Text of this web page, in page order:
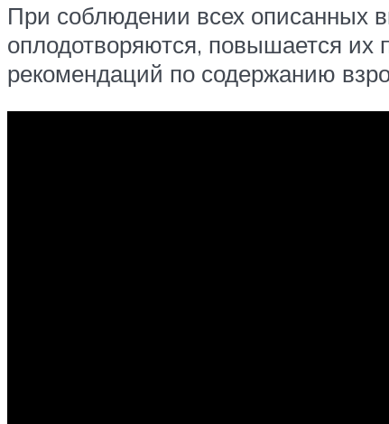
При соблюдении всех описанных
оплодотворяются, повышается
рекомендаций по содержанию